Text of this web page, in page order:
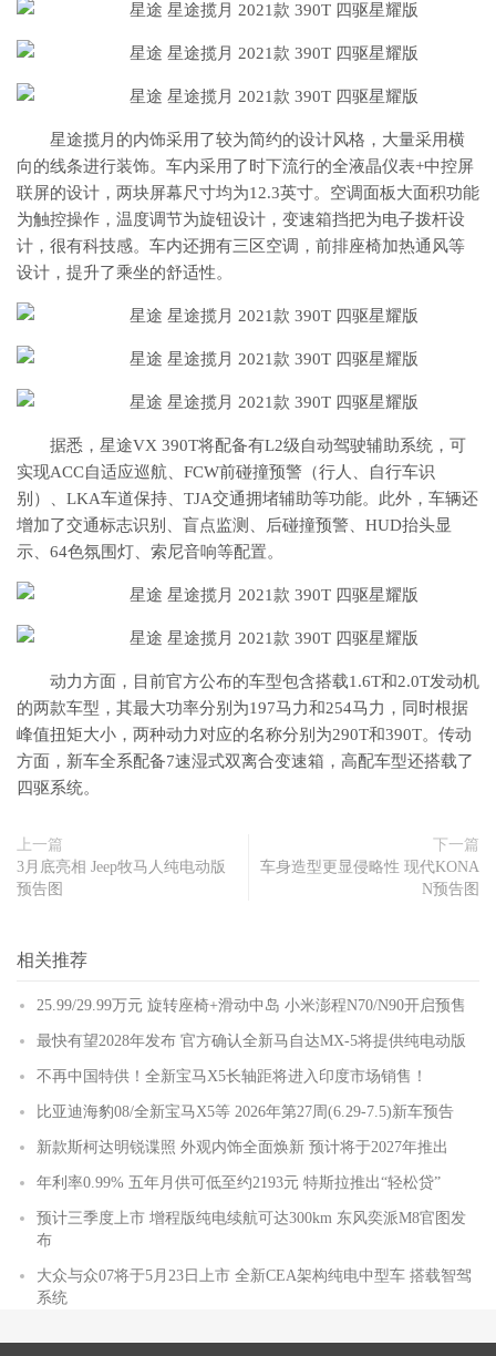
星途揽月的内饰采用了较为简约的设计风格，大量采用横
向的线条进行装饰。车内采用了时下流行的全液晶仪表+中控屏
联屏的设计，两块屏幕尺寸均为12.3英寸。空调面板大面积功能
为触控操作，温度调节为旋钮设计，变速箱挡把为电子拨杆设
计，很有科技感。车内还拥有三区空调，前排座椅加热通风等
设计，提升了乘坐的舒适性。
据悉，星途VX 390T将配备有L2级自动驾驶辅助系统，可
实现ACC自适应巡航、FCW前碰撞预警（行人、自行车识
别）、LKA车道保持、TJA交通拥堵辅助等功能。此外，车辆还
增加了交通标志识别、盲点监测、后碰撞预警、HUD抬头显
示、64色氛围灯、索尼音响等配置。
动力方面，目前官方公布的车型包含搭载1.6T和2.0T发动机
的两款车型，其最大功率分别为197马力和254马力，同时根据
峰值扭矩大小，两种动力对应的名称分别为290T和390T。传动
方面，新车全系配备7速湿式双离合变速箱，高配车型还搭载了
四驱系统。
上一篇
3月底亮相 Jeep牧马人纯电动版
预告图
下一篇
车身造型更显侵略性 现代KONA
N预告图
相关推荐
25.99/29.99万元 旋转座椅+滑动中岛 小米澎程N70/N90开启预售
最快有望2028年发布 官方确认全新马自达MX-5将提供纯电动版
不再中国特供！全新宝马X5长轴距将进入印度市场销售！
比亚迪海豹08/全新宝马X5等 2026年第27周(6.29-7.5)新车预告
新款斯柯达明锐谍照 外观内饰全面焕新 预计将于2027年推出
年利率0.99% 五年月供可低至约2193元 特斯拉推出“轻松贷”
预计三季度上市 增程版纯电续航可达300km 东风奕派M8官图发
布
大众与众07将于5月23日上市 全新CEA架构纯电中型车 搭载智驾
系统